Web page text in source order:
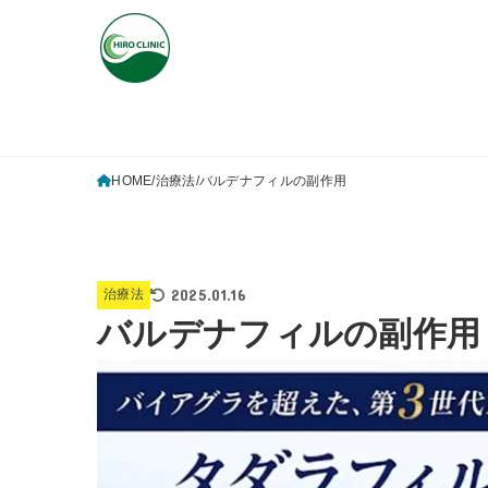
HOME 治療法 バルデナフィルの副作用
治療法 2025.01.16
バルデナフィルの副作用